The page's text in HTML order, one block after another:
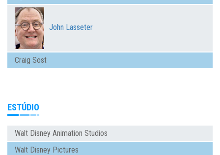
John Lasseter
Craig Sost
ESTÚDIO
Walt Disney Animation Studios
Walt Disney Pictures